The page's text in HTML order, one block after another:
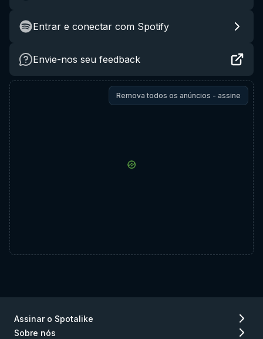
Entrar e conectar com Spotify
Envie-nos seu feedback
Remova todos os anúncios - assine
Assinar o Spotalike
Sobre nós